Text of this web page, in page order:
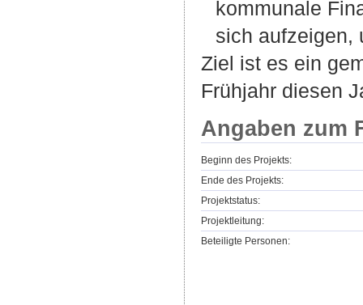
kommunale
sich aufzeigen,
Ziel ist es ein
Frühjahr diesen
Angaben zum
Beginn des Projekts:
Ende des Projekts:
Projektstatus:
Projektleitung:
Beteiligte Personen: